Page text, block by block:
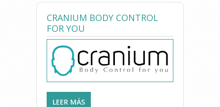
CRANIUM BODY CONTROL
FOR YOU
LEER MÁS